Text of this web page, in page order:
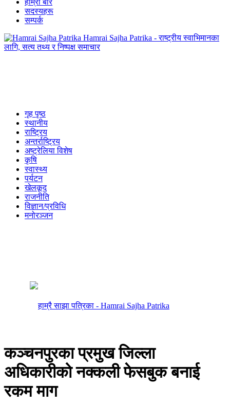
हाम्रो बारे
सदस्यहरू
सम्पर्क
Hamrai Sajha Patrika - राष्ट्रीय स्वाभिमानका
लागि, सत्य तथ्य र निष्पक्ष समाचार
गृह पृष्ठ
स्थानीय
राष्ट्रिय
अन्तर्राष्ट्रिय
अष्ट्रेलिया विशेष
कृषि
स्वास्थ्य
पर्यटन
खेलकूद
राजनीति
विज्ञान/प्रविधि
मनोरञ्जन
कञ्चनपुरका प्रमुख जिल्ला
अधिकारीको नक्कली फेसबुक बनाई
रकम माग